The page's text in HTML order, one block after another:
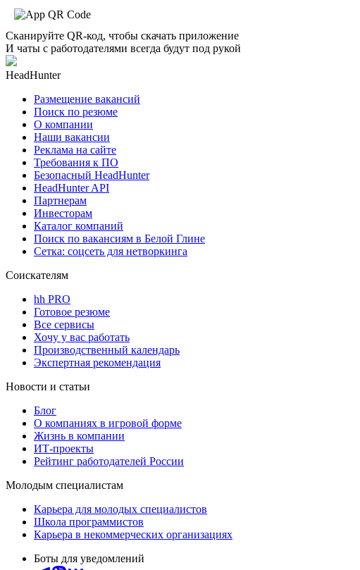
Сканируйте QR-код, чтобы скачать приложение
И чаты с работодателями всегда будут под рукой
HeadHunter
Размещение вакансий
Поиск по резюме
О компании
Наши вакансии
Реклама на сайте
Требования к ПО
Безопасный HeadHunter
HeadHunter API
Партнерам
Инвесторам
Каталог компаний
Поиск по вакансиям в Белой Глине
Сетка: соцсеть для нетворкинга
Соискателям
hh PRO
Готовое резюме
Все сервисы
Хочу у вас работать
Производственный календарь
Экспертная рекомендация
Новости и статьи
Блог
О компаниях в игровой форме
Жизнь в компании
ИТ-проекты
Рейтинг работодателей России
Молодым специалистам
Карьера для молодых специалистов
Школа программистов
Карьера в некоммерческих организациях
Боты для уведомлений